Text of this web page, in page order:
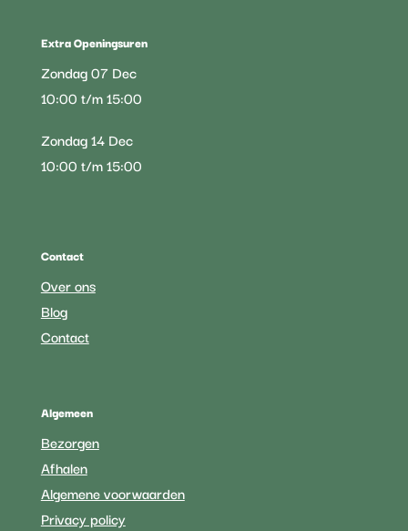
Extra Openingsuren
Zondag 07 Dec
10:00 t/m 15:00
Zondag 14 Dec
10:00 t/m 15:00
Contact
Over ons
Blog
Contact
Algemeen
Bezorgen
Afhalen
Algemene voorwaarden
Privacy policy